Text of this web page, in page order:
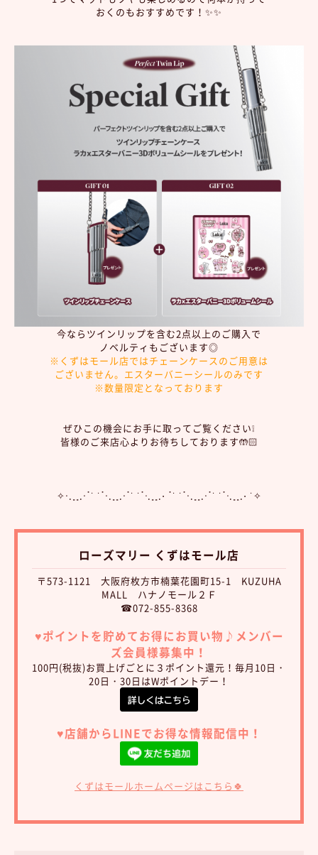
おくのもおすすめです！✨✨
今ならツインリップを含む2点以上のご購入で
ノベルティもございます◎
※くずはモール店ではチェーンケースのご用意は
ございません。エスターバニーシールのみです
※数量限定となっております
ぜひこの機会にお手に取ってご覧ください❕
皆様のご来店心よりお待ちしております🤲🏻
✧⋅.˳˳.⋅ॱ˙ ˙ॱ⋅.˳˳.⋅ॱ˙ ˙ॱᐧ.˳˳.⋅ ॱ˙ ˙ॱ⋅.˳˳.⋅ॱ˙ ˙ॱᐧ.˳˳.⋅ ˙✧
ローズマリー くずはモール店
〒573-1121 大阪府枚方市楠葉花園町15-1 KUZUHA
MALL ハナノモール２Ｆ
☎072-855-8368
♥︎ポイントを貯めてお得にお買い物♪ メンバー
ズ会員様募集中！
100円(税抜)お買上げごとに３ポイント還元！毎月10日・
20日・30日はWポイントデー！
♥︎店舗からLINEでお得な情報配信中！
くずはモールホームページはこちら🍀